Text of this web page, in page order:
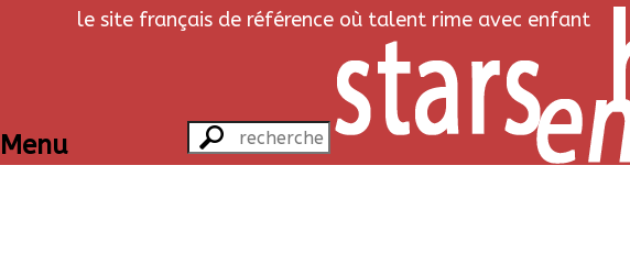
le site français de référence où talent rime avec enfant
Menu